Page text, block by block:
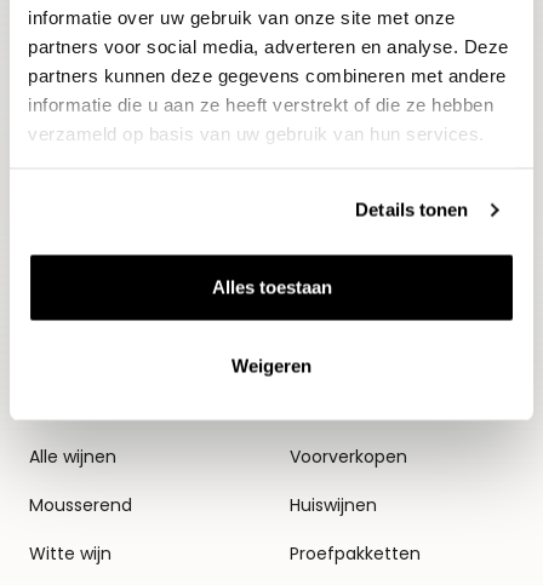
informatie over uw gebruik van onze site met onze
partners voor social media, adverteren en analyse. Deze
partners kunnen deze gegevens combineren met andere
informatie die u aan ze heeft verstrekt of die ze hebben
verzameld op basis van uw gebruik van hun services.
Details tonen
Alles toestaan
Weigeren
E-mailadres
Aanmelden
Alle wijnen
Mousserend
Witte wijn
Thema's
Voorverkopen
Huiswijnen
Proefpakketten